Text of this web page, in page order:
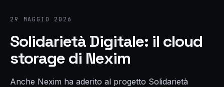
29 MAGGIO 2026
Solidarietà Digitale: il cloud
storage di Nexim
Anche Nexim ha aderito al progetto Solidarietà